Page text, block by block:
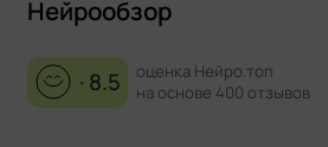
Нейрообзор
· 8.5
оценка Нейро.топ
на основе 400 отзывов